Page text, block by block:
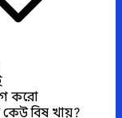
করো
বিষ খায়?